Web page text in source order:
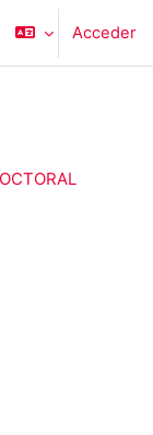
Acceder